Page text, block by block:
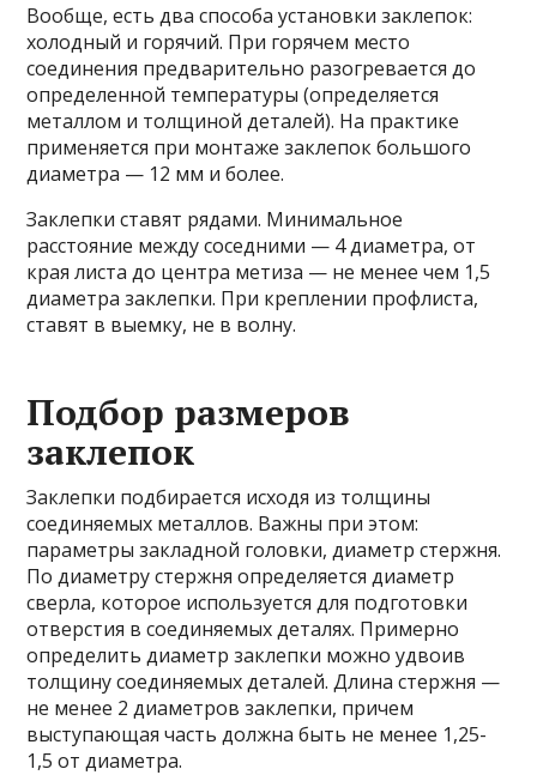
Вообще, есть два способа установки заклепок:
холодный и горячий. При горячем место
соединения предварительно разогревается до
определенной температуры (определяется
металлом и толщиной деталей). На практике
применяется при монтаже заклепок большого
диаметра — 12 мм и более.
Заклепки ставят рядами. Минимальное
расстояние между соседними — 4 диаметра, от
края листа до центра метиза — не менее чем 1,5
диаметра заклепки. При креплении профлиста,
ставят в выемку, не в волну.
Подбор размеров
заклепок
Заклепки подбирается исходя из толщины
соединяемых металлов. Важны при этом:
параметры закладной головки, диаметр стержня.
По диаметру стержня определяется диаметр
сверла, которое используется для подготовки
отверстия в соединяемых деталях. Примерно
определить диаметр заклепки можно удвоив
толщину соединяемых деталей. Длина стержня —
не менее 2 диаметров заклепки, причем
выступающая часть должна быть не менее 1,25-
1,5 от диаметра.